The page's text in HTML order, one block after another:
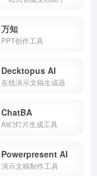
万知
PPT创作工具
Decktopus AI
在线演示文稿生成器
ChatBA
AI幻灯片生成工具
Powerpresent AI
演示文稿制作工具